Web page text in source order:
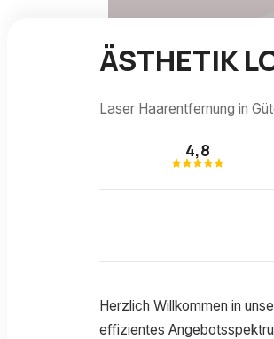
ÄSTHETIK
Laser Haarentfernung in
4,8
Herzlich Willkommen in
effizientes